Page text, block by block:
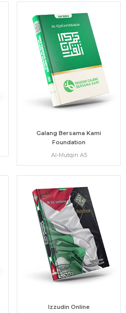
Galang Bersama Kami
Foundation
Al-Mutqin A5
Izzudin Online